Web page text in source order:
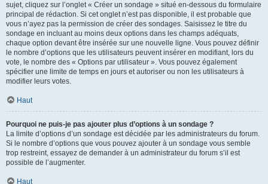
sujet, cliquez sur l’onglet « Créer un sondage » situé en-dessous du formulaire
principal de rédaction. Si cet onglet n’est pas disponible, il est probable que
vous n’ayez pas la permission de créer des sondages. Saisissez le titre du
sondage en incluant au moins deux options dans les champs adéquats,
chaque option devant être insérée sur une nouvelle ligne. Vous pouvez définir
le nombre d’options que les utilisateurs peuvent insérer en modifiant, lors du
vote, le nombre des « Options par utilisateur ». Vous pouvez également
spécifier une limite de temps en jours et autoriser ou non les utilisateurs à
modifier leurs votes.
Haut
Pourquoi ne puis-je pas ajouter plus d’options à un sondage ?
La limite d’options d’un sondage est décidée par les administrateurs du forum.
Si le nombre d’options que vous pouvez ajouter à un sondage vous semble
trop restreint, essayez de demander à un administrateur du forum s’il est
possible de l’augmenter.
Haut